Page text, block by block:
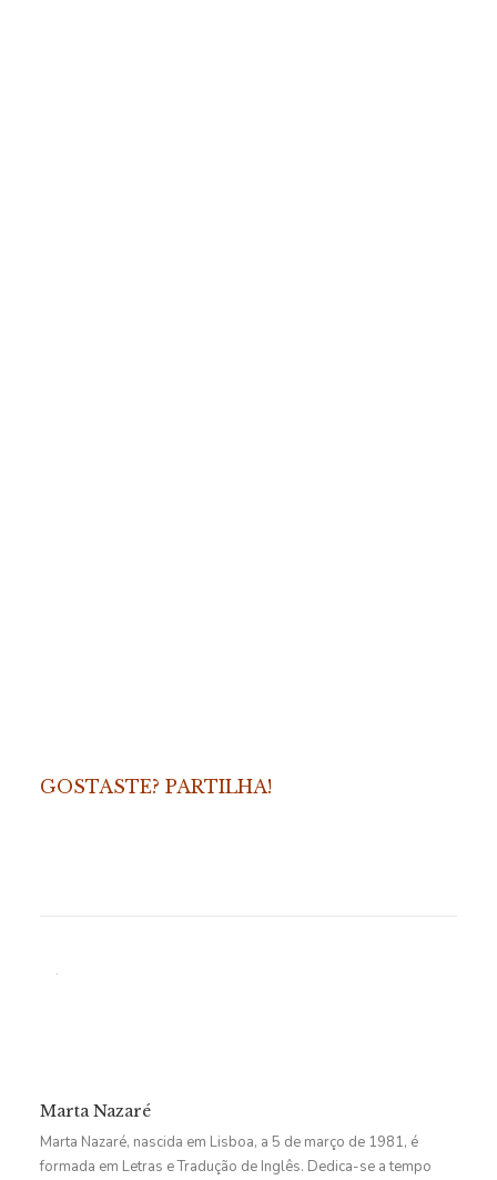
GOSTASTE? PARTILHA!
Marta Nazaré
Marta Nazaré, nascida em Lisboa, a 5 de março de 1981, é
formada em Letras e Tradução de Inglês. Dedica-se a tempo